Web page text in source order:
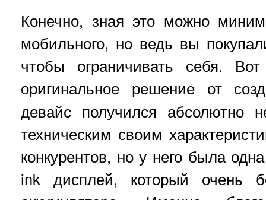
Конечно, зная это можно
мобильного, но ведь вы
чтобы ограничивать себя.
оригинальное решение от
девайс получился абсолютно
техническим своим
конкурентов, но у него была
ink дисплей, который очень